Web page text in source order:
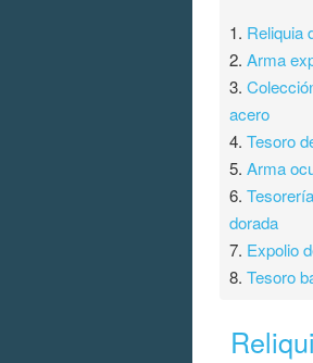
1. Reliquia
2.Arma
3.
acero
4.Tesoro
5.Arma
6.
dorada
7. Expolio
8.Tesoro